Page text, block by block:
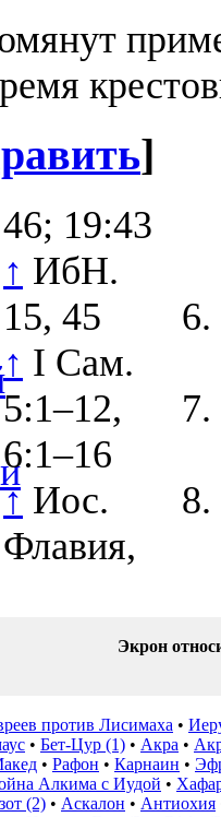
]
46; 19:43
↑ ИбН.
15, 45
↑ I Сам.
5:1–12,
6:1–16
↑ Иос.
Флавия,
Экрон
против Лисимаха •
• Бет-Цур (1) • Акра •
• Рафон • Карнаин •
Алкима с Иудой •
(2) • Аскалон • Антиохия